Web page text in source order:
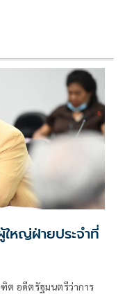
หญ่ฝ่ายประจำที่
าร